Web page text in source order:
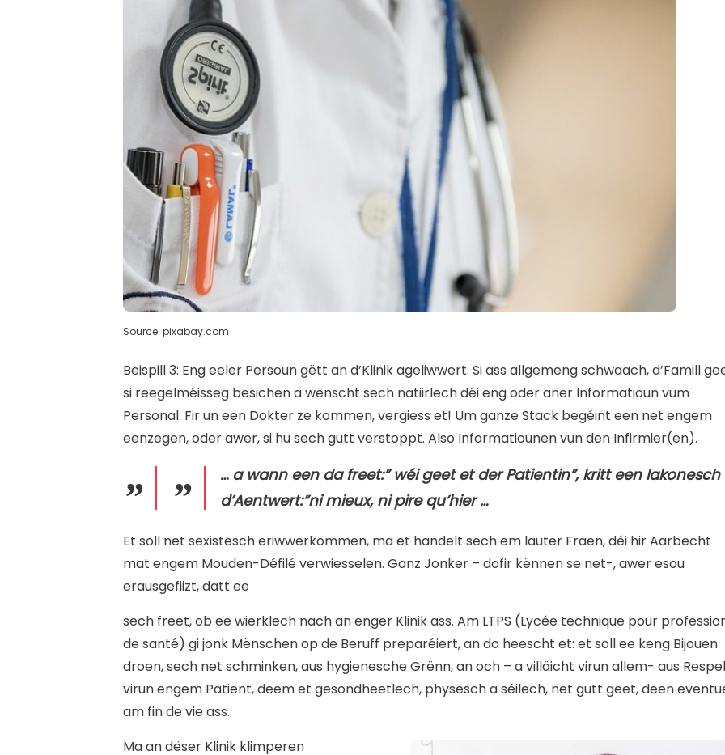
Source: pixabay.com
Beispill 3: Eng eeler Persoun gëtt an d’Klinik ageliwwert. Si ass allgemeng schwaach, d’Famill
si reegelméisseg besichen a wënscht sech natiirlech déi eng oder aner Informatioun vum
Personal. Fir un een Dokter ze kommen, vergiess et! Um ganze Stack begéint een net engem
eenzegen, oder awer, si hu sech gutt verstoppt. Also Informatiounen vun den Infirmier(en).
… a wann een da freet:” wéi geet et der Patientin”, kritt een lakonesch
d’Aentwert:”ni mieux, ni pire qu’hier …
Et soll net sexistesch eriwwerkommen, ma et handelt sech em lauter Fraen, déi hir Aarbecht
mat engem Mouden-Défilé verwiesselen. Ganz Jonker – dofir kënnen se net-, awer esou
erausgefiizt, datt ee
sech freet, ob ee wierklech nach an enger Klinik ass. Am LTPS (Lycée technique pour
de santé) gi jonk Mënschen op de Beruff preparéiert, an do heescht et: et soll ee keng Bijouen
droen, sech net schminken, aus hygienesche Grënn, an och – a villäicht virun allem- aus
virun engem Patient, deem et gesondheetlech, physesch a séilech, net gutt geet, deen
am fin de vie ass.
Ma an dëser Klinik klimperen